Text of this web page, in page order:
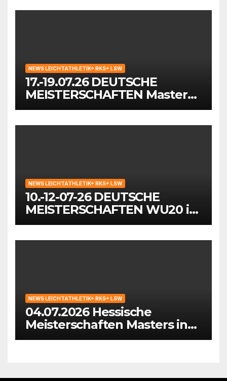
NEWS LEICHTATHLETIK+ RKS+ LSW
17.-19.07.26 DEUTSCHE
MEISTERSCHAFTEN Masters
in Mönchengladbach
NEWS LEICHTATHLETIK+ RKS+ LSW
10.-12-07-26 DEUTSCHE
MEISTERSCHAFTEN WU20 in
Wattenscheid-Bochum
NEWS LEICHTATHLETIK+ RKS+ LSW
04.07.2026 Hessische
Meisterschaften Masters in
Hattersheim